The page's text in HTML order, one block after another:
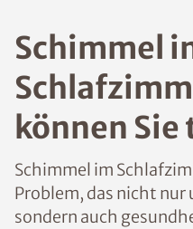
Schimmel
können Sie
Schimmel im
Problem, das nicht nur
sondern auch